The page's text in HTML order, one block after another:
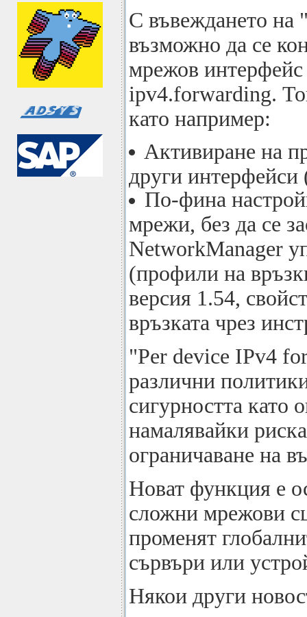
С въвеждането на
възможно да се
мрежов интерфейс
ipv4.forwarding.
като например:
Активиране на
други интерфейси
По-фина
мрежи, без да се
NetworkManager
(профили на
версия 1.54,
връзката чрез
"Per device IPv4
различни
сигурността като
намалявайки
ограничаване на
Новат функция е
сложни мрежови
променят
сървъри или
Някои други